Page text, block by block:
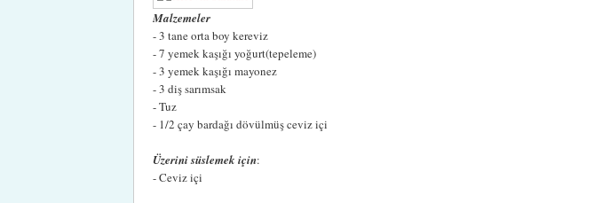
Malzemeler
- 3 tane orta boy kereviz
- 7 yemek kaşığı yoğurt(tepeleme)
- 3 yemek kaşığı mayonez
- 3 diş sarımsak
- Tuz
- 1/2 çay bardağı dövülmüş ceviz içi
Üzerini süslemek için:
- Ceviz içi